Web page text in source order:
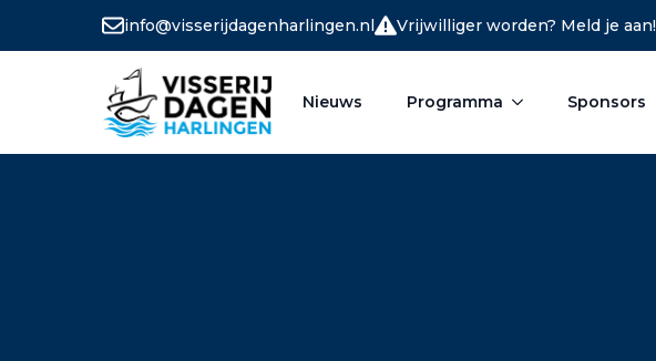
info@visserijdagenharlingen.nl Vrijwilliger worden? Meld je aan!
Nieuws Programma Sponsors